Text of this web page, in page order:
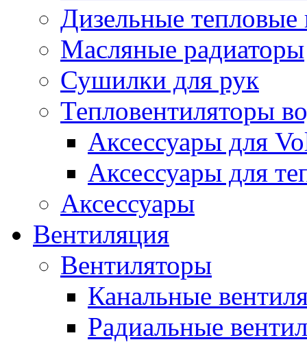
Дизельные
Масляные радиаторы
Сушилки для рук
Тепловентиляторы
Аксессуары для
Аксессуары для
Аксессуары
Вентиляция
Вентиляторы
Канальные
Радиальные